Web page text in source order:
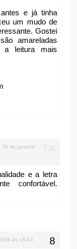
e já tinha
um mudo de
Gostei
amareladas
a leitura mais
20 de janeiro
e a letra
confortável.
às 18:24